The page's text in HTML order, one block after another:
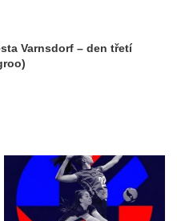
Varnsdorf – den třetí